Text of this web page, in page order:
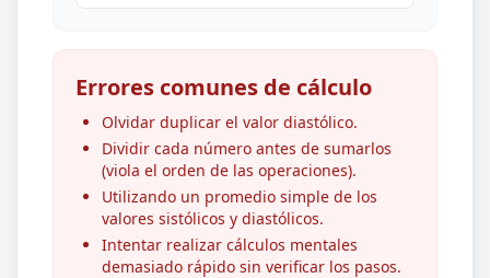
Errores comunes de cálculo
Olvidar duplicar el valor diastólico.
Dividir cada número antes de sumarlos
(viola el orden de las operaciones).
Utilizando un promedio simple de los
valores sistólicos y diastólicos.
Intentar realizar cálculos mentales
demasiado rápido sin verificar los pasos.